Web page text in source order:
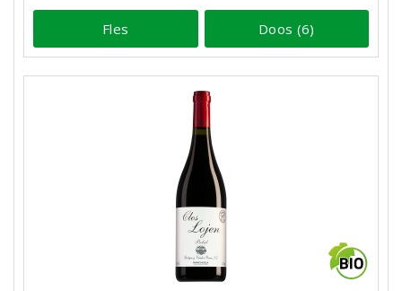
Fles Doos (6)